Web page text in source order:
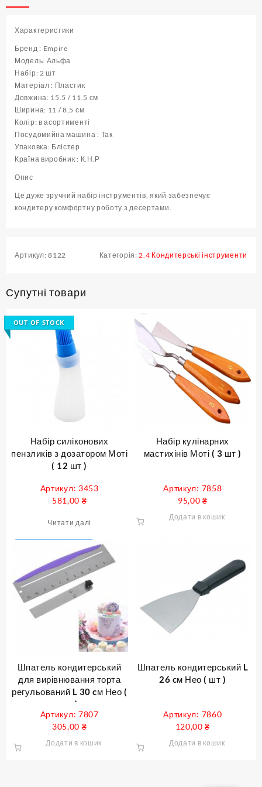
2
)
кількість
Характеристики
Бренд : Empire
Модель: Альфа
Набір: 2 шт
Матеріал : Пластик
Довжина: 15.5 / 11.5 см
Ширина: 11 / 8,5 см
Колір: в асортименті
Посудомийна машина : Так
Упаковка: Блістер
Країна виробник : К.Н.Р
Опис
Це дуже зручний набір інструментів, який забезпечує
кондитеру комфортну роботу з десертами.
Артикул:8122 Категорія: 2.4 Кондитерські інструменти
Супутні товари
OUT OF STOCK
Набір силіконових
пензликів з дозатором Моті
( 12 шт )
Артикул: 3453
581,00 ₴
Читати далі
Набір кулінарних
мастихінів Моті ( 3 шт )
Артикул: 7858
95,00₴
Додати в кошик
Шпатель кондитерський
для вирівнювання торта
регульований L 30 cм Нео (
шт )
Артикул: 7807
305,00 ₴
Додати в кошик
Шпатель кондитерський L
26 cм Нео ( шт )
Артикул: 7860
120,00₴
Додати в кошик